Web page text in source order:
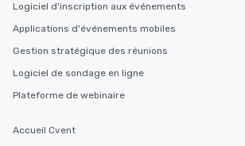
Logiciel d'inscription aux événements
Applications d'événements mobiles
Gestion stratégique des réunions
Logiciel de sondage en ligne
Plateforme de webinaire
Accueil Cvent